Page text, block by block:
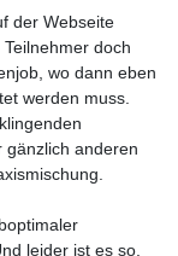
der Webseite
doch
wo dann eben
werden muss.
gänzlich anderen
leider ist es so,